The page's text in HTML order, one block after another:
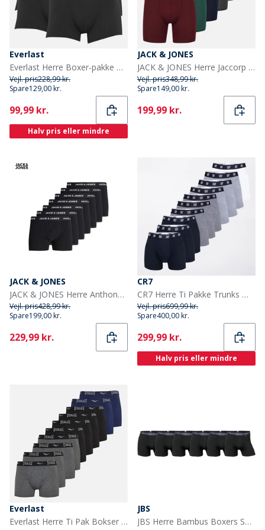
Everlast
Everlast Herre Boxer-pakke med 5 stykker Sort/Sort
Vejl. pris228,99 kr.
Spare129,00 kr.
Current
99,99 kr.
Halv pris eller mindre
JACK & JONES
JACK & JONES Herre Jaccorp Logo 6-pak Boxer Briefs Pack 4 Port Royal
Vejl. pris348,99 kr.
Spare149,00 kr.
Current
199,99 kr.
JACK & JONES
JACK & JONES Herre Anthony Boxer shorts Sort
Vejl. pris428,99 kr.
Spare199,00 kr.
Current
229,99 kr.
CR7
CR7 Herre Ti Pakke Trunks Multicolour
Vejl. pris699,99 kr.
Spare400,00 kr.
Current
299,99 kr.
Halv pris eller mindre
Everlast
Everlast Herre Ti Pak Bokser Sort Multi
JBS
JBS Herre Bambus Boxers Sort 6-pak